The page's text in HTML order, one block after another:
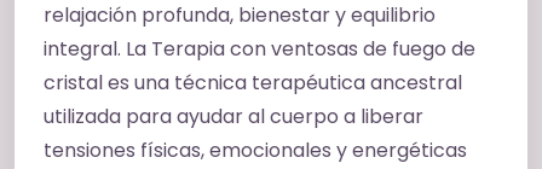
relajación profunda, bienestar y equilibrio
integral. La Terapia con ventosas de fuego de
cristal es una técnica terapéutica ancestral
utilizada para ayudar al cuerpo a liberar
tensiones físicas, emocionales y energéticas